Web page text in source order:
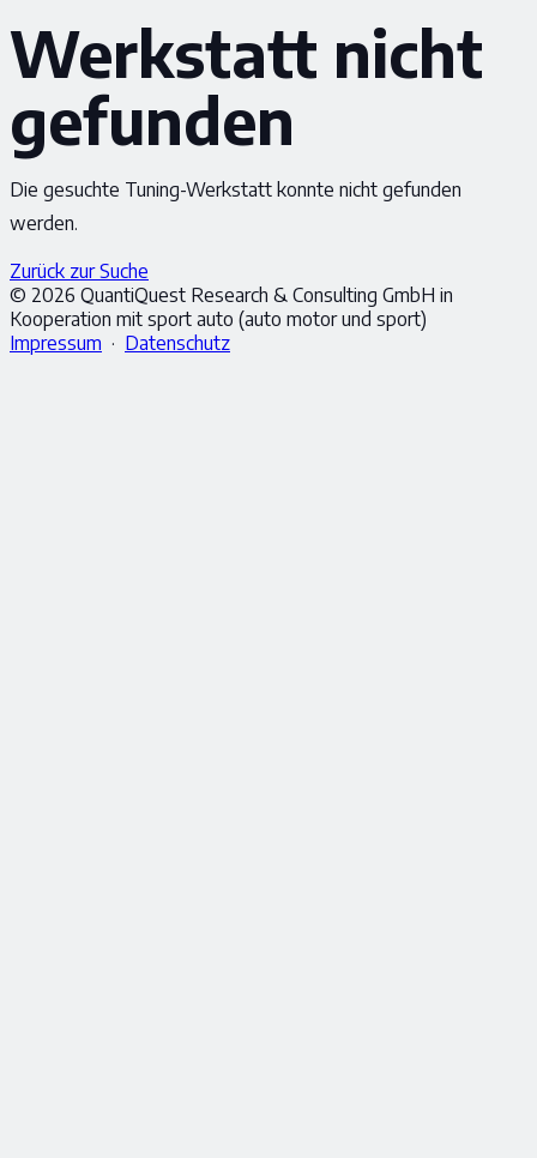
Werkstatt nicht
gefunden
Die gesuchte Tuning-Werkstatt konnte nicht gefunden
werden.
Zurück zur Suche
© 2026 QuantiQuest Research & Consulting GmbH in
Kooperation mit sport auto (auto motor und sport)
Impressum · Datenschutz